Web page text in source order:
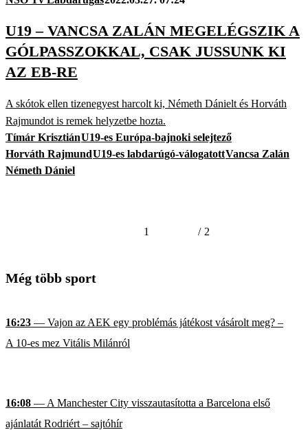
U19 – VANCSA ZALÁN MEGELÉGSZIK A
GÓLPASSZOKKAL, CSAK JUSSUNK KI
AZ EB-RE
A skótok ellen tizenegyest harcolt ki, Németh Dánielt és Horváth
Rajmundot is remek helyzetbe hozta.
Tímár KrisztiánU19-es Európa-bajnoki selejtező
Horváth RajmundU19-es labdarúgó-válogatottVancsa Zalán
Németh Dániel
1 / 2
Még több sport
16:23 — Vajon az AEK egy problémás játékost vásárolt meg? –
A 10-es mez Vitális Milánról
16:08 — A Manchester City visszautasította a Barcelona első
ajánlatát Rodriért – sajtóhír